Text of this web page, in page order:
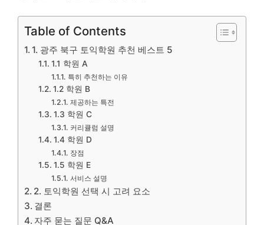
Table of Contents
1. 광주 북구 토익학원 추천 베스트 5
1.1 학원 A
특히 추천하는 이유
1.2 학원 B
제공하는 특전
1.3 학원 C
커리큘럼 설명
1.4 학원 D
장점
1.5 학원 E
서비스 설명
2. 토익학원 선택 시 고려 요소
결론
자주 묻는 질문 Q&A